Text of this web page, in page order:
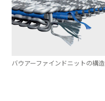
バウアーファインドニットの構造